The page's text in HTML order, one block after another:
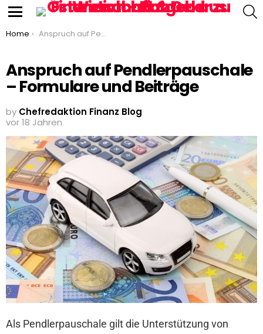
You are here:
Home Anspruch auf Pendlerpauschale – Formulare und Beiträge
Anspruch auf Pendlerpauschale
– Formulare und Beiträge
by Chefredaktion Finanz Blog
vor 18 Jahren
Als Pendlerpauschale gilt die Unterstützung von